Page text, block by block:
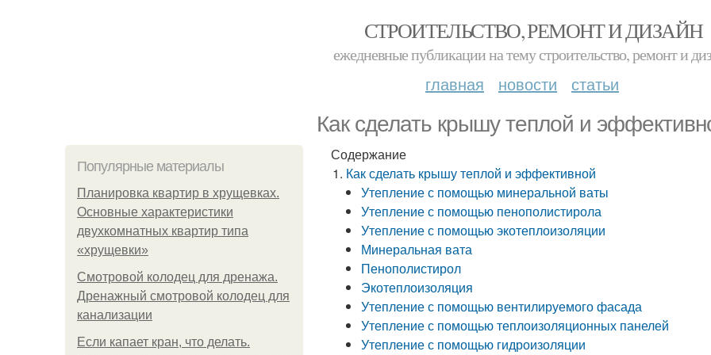
СТРОИТЕЛЬСТВО, РЕМОНТ И ДИЗАЙН
ежедневные публикации на тему строительство, ремонт и
главная новости статьи
Как сделать крышу теплой и
Популярные материалы
Планировка квартир в хрущевках.
Основные характеристики
двухкомнатных квартир типа
«хрущевки»
Смотровой колодец для дренажа.
Дренажный смотровой колодец для
канализации
Если капает кран, что делать.
Содержание
Как сделать крышу теплой и эффективной
Утепление с помощью минеральной ваты
Утепление с помощью пенополистирола
Утепление с помощью экотеплоизоляции
Минеральная вата
Пенополистирол
Экотеплоизоляция
Утепление с помощью вентилируемого фасада
Утепление с помощью теплоизоляционных панелей
Утепление с помощью гидроизоляции